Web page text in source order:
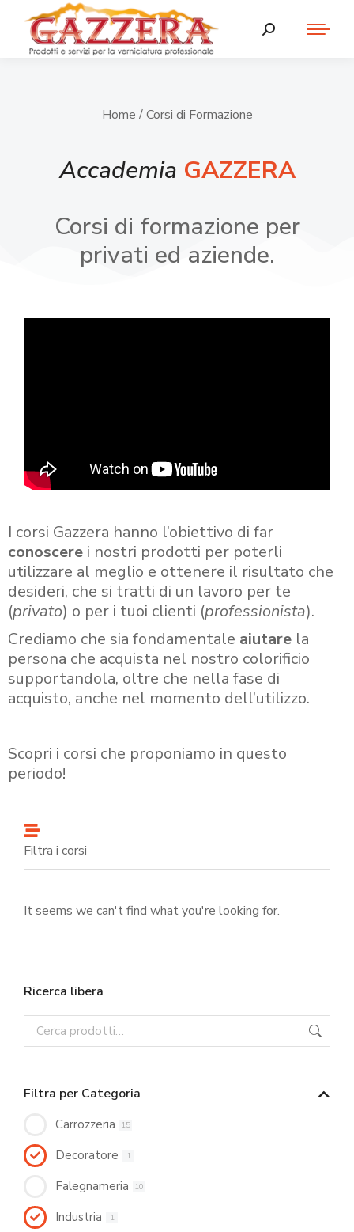
Home / Corsi di Formazione
Accademia GAZZERA
Corsi di formazione per
privati ed aziende.
I corsi Gazzera hanno l’obiettivo di far
conoscere i nostri prodotti per poterli
utilizzare al meglio e ottenere il risultato che
desideri, che si tratti di un lavoro per te
(privato) o per i tuoi clienti (professionista).
Crediamo che sia fondamentale aiutare la
persona che acquista nel nostro colorificio
supportandola, oltre che nella fase di
acquisto, anche nel momento dell’utilizzo.
Scopri i corsi che proponiamo in questo
periodo!
Filtra i corsi
It seems we can't find what you're looking for.
Ricerca libera
Filtra per Categoria
Carrozzeria 15
Decoratore 1
Falegnameria 10
Industria 1